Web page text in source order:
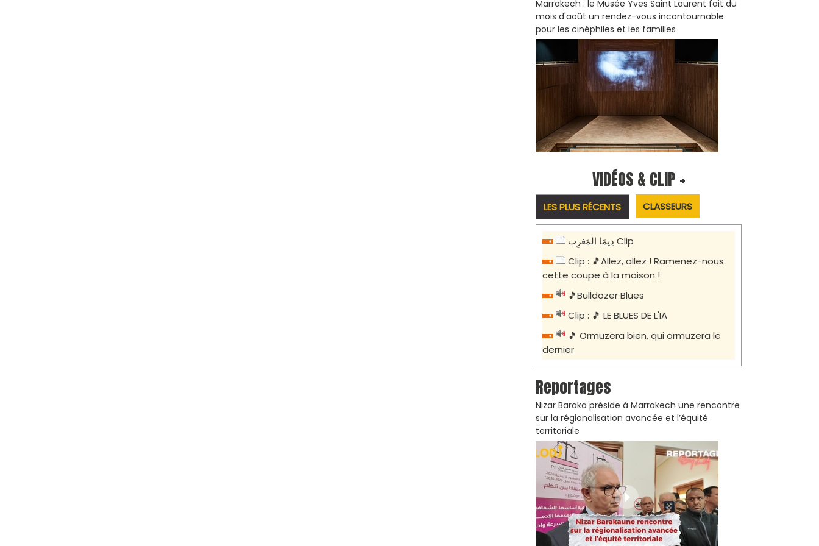
Marrakech : le Musée Yves Saint Laurent fait du
mois d'août un rendez-vous incontournable
pour les cinéphiles et les familles
VIDÉOS & CLIP +
LES PLUS RÉCENTS CLASSEURS
دِيمَا المَغرِب Clip
Clip : 🎵Allez, allez ! Ramenez-nous
cette coupe à la maison !
🎵Bulldozer Blues
Clip : 🎵 LE BLUES DE L'IA
🎵 Ormuzera bien, qui ormuzera le
dernier
Reportages
Nizar Baraka préside à Marrakech une rencontre
sur la régionalisation avancée et l’équité
territoriale